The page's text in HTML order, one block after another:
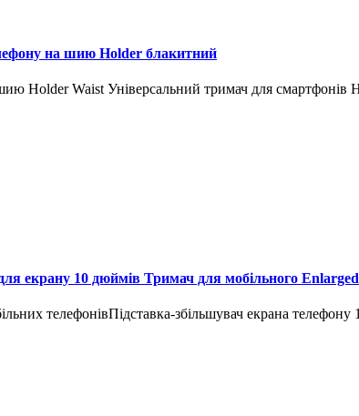
на шию Holder блакитний
Holder Waist Універсальний тримач для смартфонів
екрану 10 дюймiв Тримач для мобільного
телефонівПідставка-збільшувач екрана